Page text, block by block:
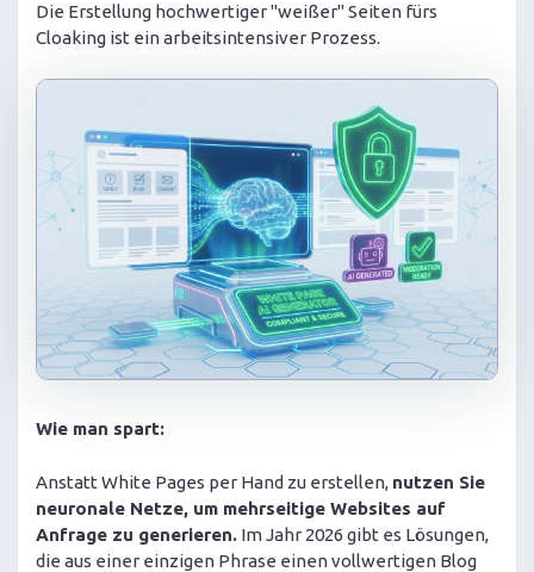
Die Erstellung hochwertiger "weißer" Seiten fürs
Cloaking ist ein arbeitsintensiver Prozess.
Wie man spart:
Anstatt White Pages per Hand zu erstellen, nutzen Sie
neuronale Netze, um mehrseitige Websites auf
Anfrage zu generieren. Im Jahr 2026 gibt es Lösungen,
die aus einer einzigen Phrase einen vollwertigen Blog